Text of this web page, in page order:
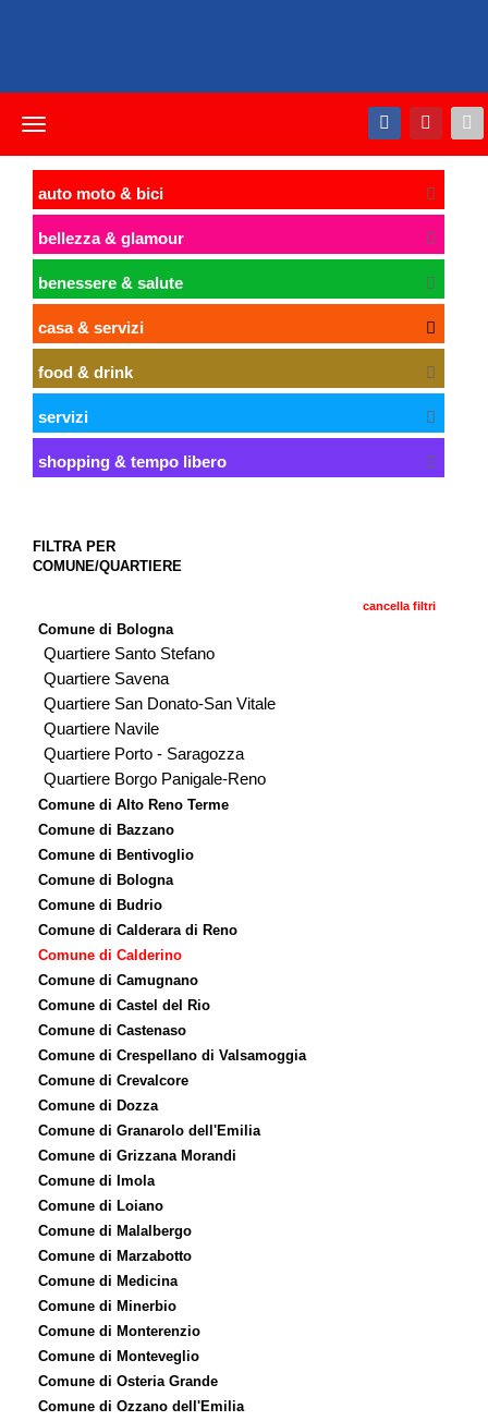
Toggle
auto moto & bici
bellezza & glamour
benessere & salute
casa & servizi
food & drink
servizi
shopping & tempo libero
FILTRA PER
COMUNE/QUARTIERE
cancella filtri
Comune di Bologna
Quartiere Santo Stefano
Quartiere Savena
Quartiere San Donato-San Vitale
Quartiere Navile
Quartiere Porto - Saragozza
Quartiere Borgo Panigale-Reno
Comune di Alto Reno Terme
Comune di Bazzano
Comune di Bentivoglio
Comune di Bologna
Comune di Budrio
Comune di Calderara di Reno
Comune di Calderino
Comune di Camugnano
Comune di Castel del Rio
Comune di Castenaso
Comune di Crespellano di Valsamoggia
Comune di Crevalcore
Comune di Dozza
Comune di Granarolo dell'Emilia
Comune di Grizzana Morandi
Comune di Imola
Comune di Loiano
Comune di Malalbergo
Comune di Marzabotto
Comune di Medicina
Comune di Minerbio
Comune di Monterenzio
Comune di Monteveglio
Comune di Osteria Grande
Comune di Ozzano dell'Emilia